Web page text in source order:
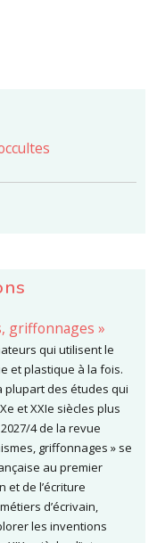
griffonnages »
qui utilisent le
et plastique à la fois.
plupart des études qui
et XXIe siècles plus
4 de la revue
griffonnages » se
au premier
et de l’écriture
d’écrivain,
les inventions